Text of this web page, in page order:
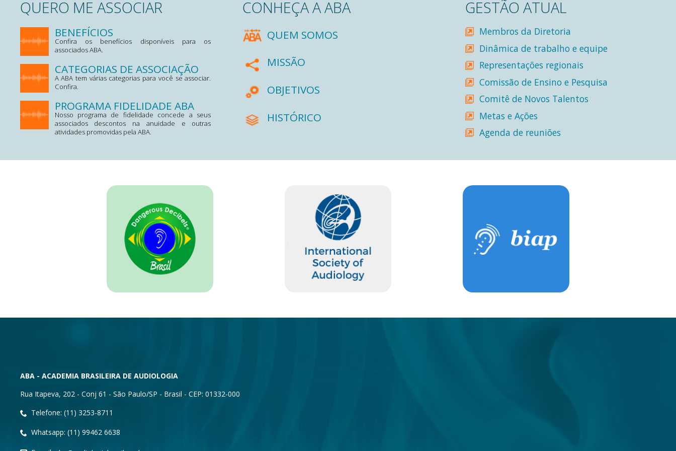
QUERO ME ASSOCIAR
BENEFÍCIOS
Confira os benefícios disponíveis para os
associados ABA.
CATEGORIAS DE ASSOCIAÇÃO
A ABA tem várias categorias para você se associar.
Confira.
PROGRAMA FIDELIDADE ABA
Nosso programa de fidelidade concede a seus
associados descontos na anuidade e outras
atividades promovidas pela ABA.
CONHEÇA A ABA
QUEM SOMOS
MISSÃO
OBJETIVOS
HISTÓRICO
GESTÃO ATUAL
Membros da Diretoria
Dinâmica de trabalho e equipe
Representações regionais
Comissão de Ensino e Pesquisa
Comitê de Novos Talentos
Metas e Ações
Agenda de reuniões
ABA - ACADEMIA BRASILEIRA DE AUDIOLOGIA
Rua Itapeva, 202 - Conj 61 - São Paulo/SP - Brasil - CEP: 01332-000
Telefone: (11) 3253-8711
Whatsapp: (11) 99462 6638